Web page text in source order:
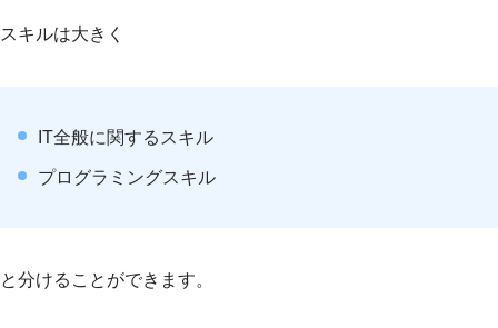
スキルは大きく
IT全般に関するスキル
プログラミングスキル
と分けることができます。